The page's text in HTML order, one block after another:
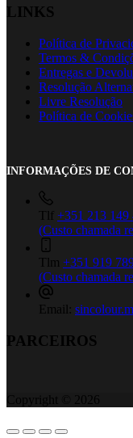
LINKS
Política de
Termos &
Entregas e
Resolução
Livre Resolução
Política de
INFORMAÇÕES DE
Tlf +351 213 149
(Custo chamada
Tlm +351 919
(Custo chamada
Email:
PARCEIROS
Copyright © 2026